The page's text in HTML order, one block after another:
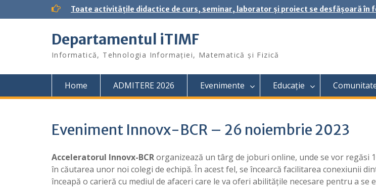
t
Toate activitățile didactice de curs, seminar, laborator și proiect se desfășoară în
Departamentul iTIMF
Informatică, Tehnologia Informației, Matematică și Fizică
Home ADMITERE 2026 Evenimente Educație
Eveniment Innovx-BCR – 26 noiembrie 2023
Acceleratorul Innovx-BCRorganizează un târg de joburi online, unde se vor regăsi
în căutarea unor noi colegi de echipă. În acest fel, se încearcă facilitarea conexiunii
înceapă o carieră cu mediul de afaceri care le va oferi abilitățile necesare pentru a se